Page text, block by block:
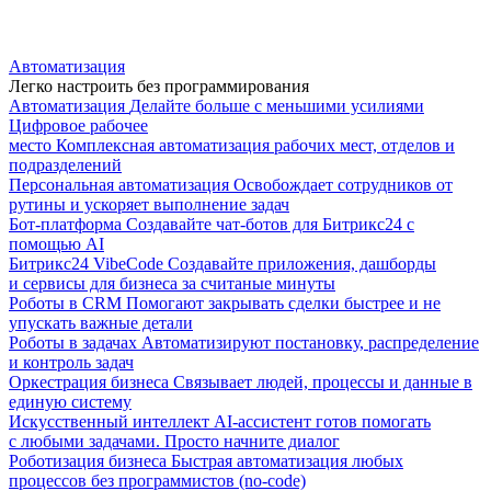
Автоматизация
Легко настроить без программирования
Автоматизация Делайте больше с меньшими усилиями
Цифровое рабочее
место Комплексная автоматизация рабочих мест, отделов и
подразделений
Персональная автоматизация Освобождает сотрудников от
рутины и ускоряет выполнение задач
Бот-платформа Создавайте чат-ботов для Битрикс24 с
помощью AI
Битрикс24 VibeCode Создавайте приложения, дашборды
и сервисы для бизнеса за считаные минуты
Роботы в CRM Помогают закрывать сделки быстрее и не
упускать важные детали
Роботы в задачах Автоматизируют постановку, распределение
и контроль задач
Оркестрация бизнеса Связывает людей, процессы и данные в
единую систему
Искусственный интеллект AI-ассистент готов помогать
с любыми задачами. Просто начните диалог
Роботизация бизнеса Быстрая автоматизация любых
процессов без программистов (no-code)